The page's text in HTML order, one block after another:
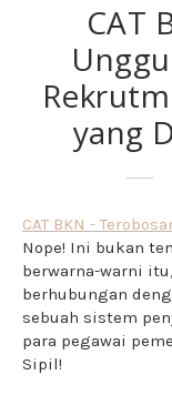
CAT
yang
CAT BKN -
Nope! Ini bukan
berwarna-warni
berhubungan
sebuah sistem
para pegawai
Sipil!